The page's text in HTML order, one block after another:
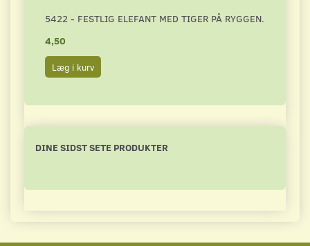
5422 - FESTLIG ELEFANT MED TIGER PÅ RYGGEN.
4,50
Læg i kurv
DINE SIDST SETE PRODUKTER